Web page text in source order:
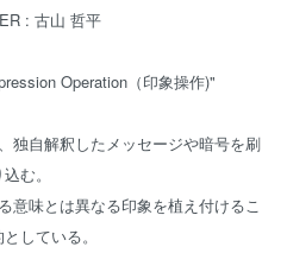
: 古山 哲平
Operation（印象操作)"
独自解釈したメッセージや暗号を刷
込む。
意味とは異なる印象を植え付けるこ
している。